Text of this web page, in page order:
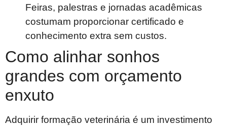
Feiras, palestras e jornadas acadêmicas
costumam proporcionar certificado e
conhecimento extra sem custos.
Como alinhar sonhos
grandes com orçamento
enxuto
Adquirir formação veterinária é um investimento